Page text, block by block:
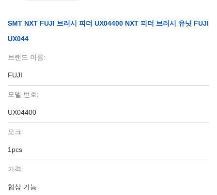
SMT NXT FUJI 브러시 피더 UX04400 NXT 피더 브러시 유닛 FUJl
UX044
브랜드 이름:
FUJI
모델 번호:
UX04400
모크:
1pcs
가격:
협상 가능